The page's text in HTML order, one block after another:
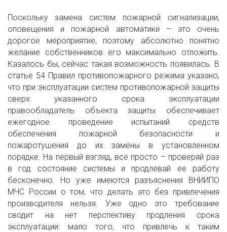
Поскольку замена систем пожарной сигнализации,
оповещения и пожарной автоматики – это очень
дорогое мероприятие, поэтому абсолютно понятно
желание собственников его максимально отложить.
Казалось бы, сейчас такая возможность появилась. В
статье 54 Правил противопожарного режима указано,
что при эксплуатации систем противопожарной защиты
сверх указанного срока эксплуатации
правообладатель объекта защиты обеспечивает
ежегодное проведение испытаний средств
обеспечения пожарной безопасности и
пожаротушения до их замены в установленном
порядке. На первый взгляд, все просто – проверяй раз
в год состояние системы и продлевай ее работу
бесконечно. Но уже имеются разъяснения ВНИИПО
МЧС России о том, что делать это без привлечения
производителя нельзя. Уже одно это требование
сводит на нет перспективу продления срока
эксплуатации: мало того, что привлечь к таким